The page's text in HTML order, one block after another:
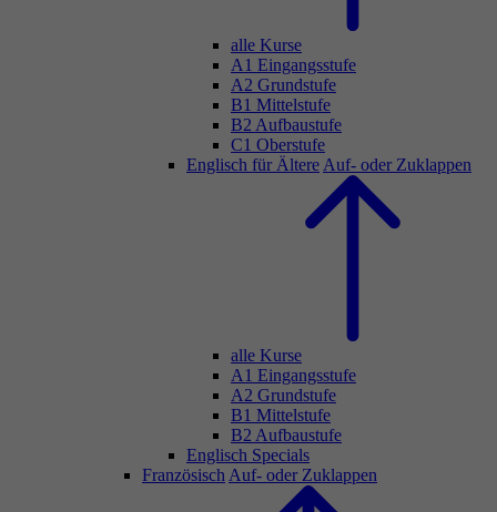
alle Kurse
A1 Eingangsstufe
A2 Grundstufe
B1 Mittelstufe
B2 Aufbaustufe
C1 Oberstufe
Englisch für Ältere Auf- oder Zuklappen
alle Kurse
A1 Eingangsstufe
A2 Grundstufe
B1 Mittelstufe
B2 Aufbaustufe
Englisch Specials
Französisch Auf- oder Zuklappen